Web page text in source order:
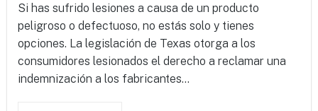
Si has sufrido lesiones a causa de un producto
peligroso o defectuoso, no estás solo y tienes
opciones. La legislación de Texas otorga a los
consumidores lesionados el derecho a reclamar una
indemnización a los fabricantes...